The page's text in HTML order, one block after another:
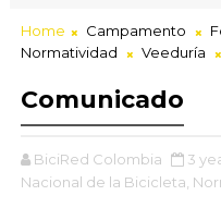
Home Campamento
Normatividad
Veeduría
Comunicado
BiciRed Colombia 3
Nacional de la Bicicleta,